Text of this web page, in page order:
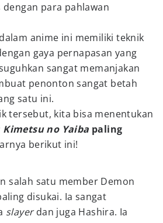
para pahlawan
anime ini memiliki teknik
gaya pernapasan yang
sangat memanjakan
penonton sangat betah
satu ini.
tersebut, kita bisa menentukan
Kimetsu no Yaiba paling
berikut ini!
salah satu member Demon
disukai. Ia sangat
slayerdan juga Hashira. Ia